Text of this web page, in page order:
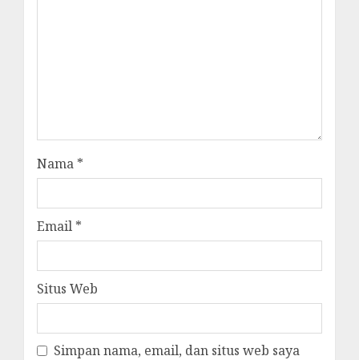
Nama *
Email *
Situs Web
Simpan nama, email, dan situs web saya